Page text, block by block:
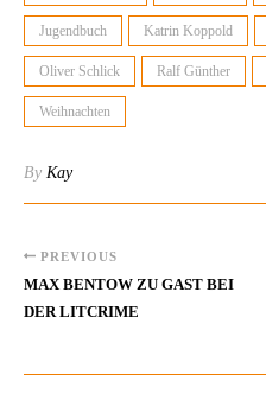
Jugendbuch Katrin Koppold
Oliver Schlick Ralf Günther
Weihnachten
By Kay
PREVIOUS
MAX BENTOW ZU GAST BEI
DER LITCRIME